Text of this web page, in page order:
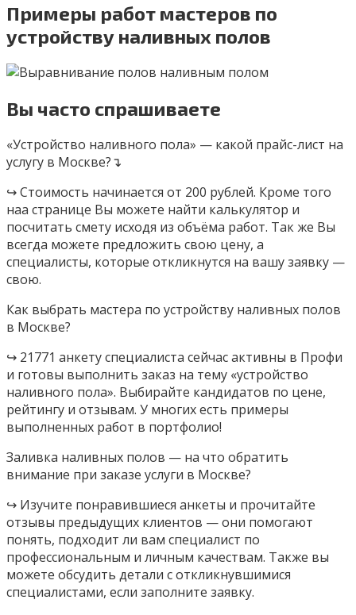
Примеры работ мастеров по
устройству наливных полов
Вы часто спрашиваете
«Устройство наливного пола» — какой прайс-лист на
услугу в Москве?↴
↪ Стоимость начинается от 200 рублей. Кроме того
наа странице Вы можете найти калькулятор и
посчитать смету исходя из объёма работ. Так же Вы
всегда можете предложить свою цену, а
специалисты, которые откликнутся на вашу заявку —
свою.
Как выбрать мастера по устройству наливных полов
в Москве?
↪ 21771 анкету специалиста сейчас активны в Профи
и готовы выполнить заказ на тему «устройство
наливного пола». Выбирайте кандидатов по цене,
рейтингу и отзывам. У многих есть примеры
выполненных работ в портфолио!
Заливка наливных полов — на что обратить
внимание при заказе услуги в Москве?
↪ Изучите понравившиеся анкеты и прочитайте
отзывы предыдущих клиентов — они помогают
понять, подходит ли вам специалист по
профессиональным и личным качествам. Также вы
можете обсудить детали с откликнувшимися
специалистами, если заполните заявку.